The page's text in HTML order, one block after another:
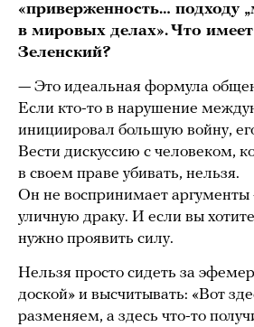
«приверженность… подходу
в мировых делах». Что
Зеленский?
— Это идеальная формула
Если кто-то в нарушение
инициировал большую войну,
Вести дискуссию с человеком,
в своем праве убивать, нельзя.
Он не воспринимает аргументы
уличную драку. И если вы
нужно проявить силу.
Нельзя просто сидеть за
доской» и высчитывать: «Вот
разменяем, а здесь что-то